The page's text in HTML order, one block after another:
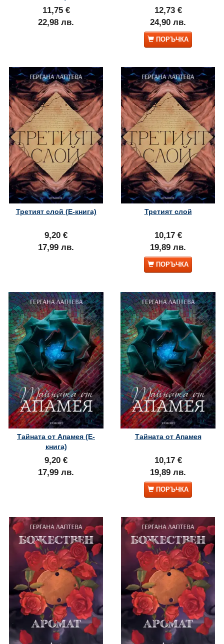
11,75 €
22,98 лв.
12,73 €
24,90 лв.
ПОРЪЧКА
Третият слой (Е-книга)
9,20 €
17,99 лв.
Третият слой
10,17 €
19,89 лв.
ПОРЪЧКА
Тайната от Апамея (Е-
книга)
9,20 €
17,99 лв.
Тайната от Апамея
10,17 €
19,89 лв.
ПОРЪЧКА